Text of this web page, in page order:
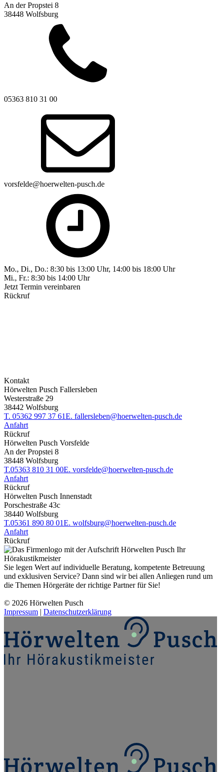
An der Propstei 8
38448 Wolfsburg
05363 810 31 00
vorsfelde@hoerwelten-pusch.de
Mo., Di., Do.: 8:30 bis 13:00 Uhr, 14:00 bis 18:00 Uhr
Mi., Fr.: 8:30 bis 14:00 Uhr
Jetzt Termin vereinbaren
Rückruf
Kontakt
Hörwelten Pusch Fallersleben
Westerstraße 29
38442 Wolfsburg
T. 05362 997 37 61E. fallersleben@hoerwelten-pusch.de
Anfahrt
Rückruf
Hörwelten Pusch Vorsfelde
An der Propstei 8
38448 Wolfsburg
T.05363 810 31 00E. vorsfelde@hoerwelten-pusch.de
Anfahrt
Rückruf
Hörwelten Pusch Innenstadt
Porschestraße 43c
38440 Wolfsburg
T.05361 890 80 01E. wolfsburg@hoerwelten-pusch.de
Anfahrt
Rückruf
Sie legen Wert auf individuelle Beratung, kompetente Betreuung
und exklusiven Service? Dann sind wir bei allen Anliegen rund um
die Themen Hörgeräte der richtige Partner für Sie!
© 2026 Hörwelten Pusch
Impressum | Datenschutzerklärung